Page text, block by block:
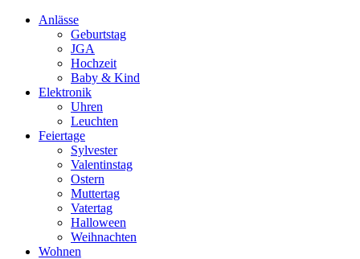
Anlässe
Geburtstag
JGA
Hochzeit
Baby & Kind
Elektronik
Uhren
Leuchten
Feiertage
Sylvester
Valentinstag
Ostern
Muttertag
Vatertag
Halloween
Weihnachten
Wohnen